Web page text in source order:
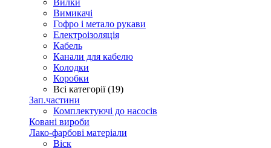
Вилки
Вимикачі
Гофро і метало рукави
Електроізоляція
Кабель
Канали для кабелю
Колодки
Коробки
Всі категорії (19)
Зап.частини
Комплектуючі до насосів
Ковані вироби
Лако-фарбові матеріали
Віск